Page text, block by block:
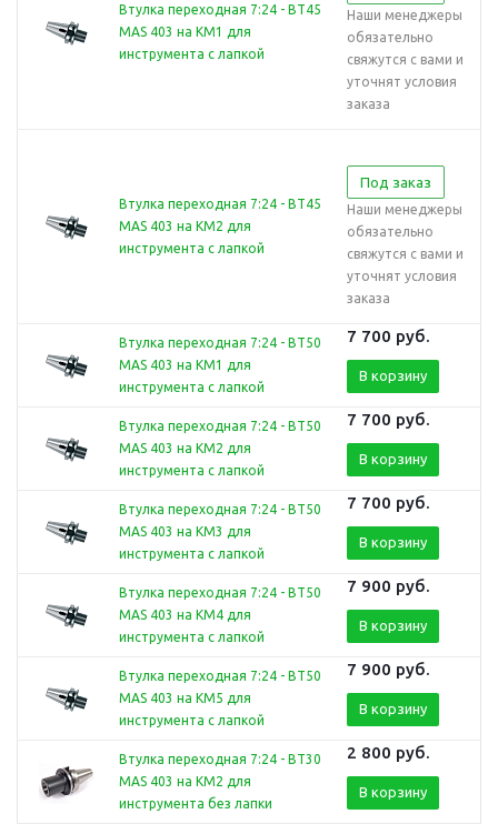
Втулка переходная 7:24 - BT45
MAS 403 на КМ1 для
инструмента с лапкой
Наши менеджеры
обязательно
свяжутся с вами и
уточнят условия
заказа
Втулка переходная 7:24 - BT45
MAS 403 на КМ2 для
инструмента с лапкой
Под заказ
Наши менеджеры
обязательно
свяжутся с вами и
уточнят условия
заказа
Втулка переходная 7:24 - BT50
MAS 403 на КМ1 для
инструмента с лапкой
7 700 руб.
В корзину
Втулка переходная 7:24 - BT50
MAS 403 на КМ2 для
инструмента с лапкой
7 700 руб.
В корзину
Втулка переходная 7:24 - BT50
MAS 403 на КМ3 для
инструмента с лапкой
7 700 руб.
В корзину
Втулка переходная 7:24 - BT50
MAS 403 на КМ4 для
инструмента с лапкой
7 900 руб.
В корзину
Втулка переходная 7:24 - BT50
MAS 403 на КМ5 для
инструмента с лапкой
7 900 руб.
В корзину
Втулка переходная 7:24 - BT30
MAS 403 на КМ2 для
инструмента без лапки
2 800 руб.
В корзину